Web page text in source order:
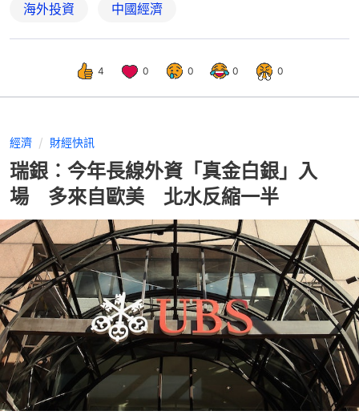
海外投資 中國經濟
4 0 0 0 0
經濟 財經快訊
瑞銀︰今年長線外資「真金白銀」入
場 多來自歐美 北水反縮一半